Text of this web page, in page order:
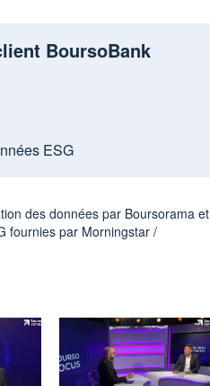
BoursoBank
ESG
des données par Boursorama et
fournies par Morningstar /